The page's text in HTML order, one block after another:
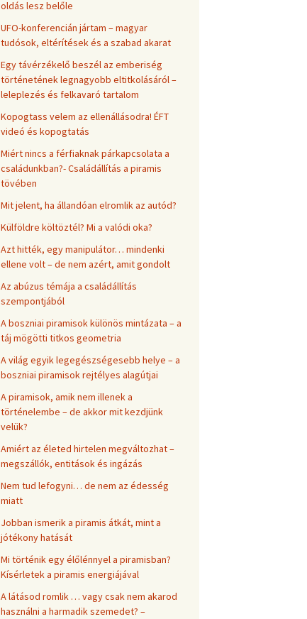
oldás lesz belőle
UFO-konferencián jártam – magyar
tudósok, eltérítések és a szabad akarat
Egy távérzékelő beszél az emberiség
történetének legnagyobb eltitkolásáról –
leleplezés és felkavaró tartalom
Kopogtass velem az ellenállásodra! ÉFT
videó és kopogtatás
Miért nincs a férfiaknak párkapcsolata a
családunkban?- Családállítás a piramis
tövében
Mit jelent, ha állandóan elromlik az autód?
Külföldre költöztél? Mi a valódi oka?
Azt hitték, egy manipulátor… mindenki
ellene volt – de nem azért, amit gondolt
Az abúzus témája a családállítás
szempontjából
A boszniai piramisok különös mintázata – a
táj mögötti titkos geometria
A világ egyik legegészségesebb helye – a
boszniai piramisok rejtélyes alagútjai
A piramisok, amik nem illenek a
történelembe – de akkor mit kezdjünk
velük?
Amiért az életed hirtelen megváltozhat –
megszállók, entitások és ingázás
Nem tud lefogyni… de nem az édesség
miatt
Jobban ismerik a piramis átkát, mint a
jótékony hatását
Mi történik egy élőlénnyel a piramisban?
Kísérletek a piramis energiájával
A látásod romlik … vagy csak nem akarod
használni a harmadik szemedet? –